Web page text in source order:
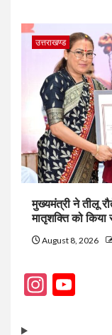
उत्तराखण्ड
मुख्यमंत्री ने तीलू
मातृशक्ति को किया
August 8, 2026